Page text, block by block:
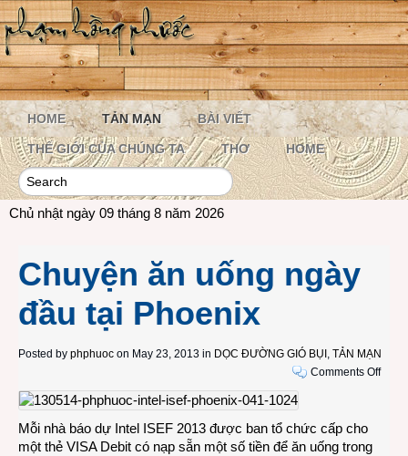
HOME TẢN MẠN BÀI VIẾT
THẾ GIỚI CỦA CHÚNG TA THƠ HOME
Chủ nhật ngày 09 tháng 8 năm 2026
Chuyện ăn uống ngày
đầu tại Phoenix
Posted by phphuoc on May 23, 2013 in DỌC ĐƯỜNG GIÓ BỤI , TẢN MẠN
Comments Offon
Mỗi nhà báo dự Intel ISEF 2013 được ban tổ chức cấp cho
một thẻ VISA Debit có nạp sẵn một số tiền để ăn uống trong